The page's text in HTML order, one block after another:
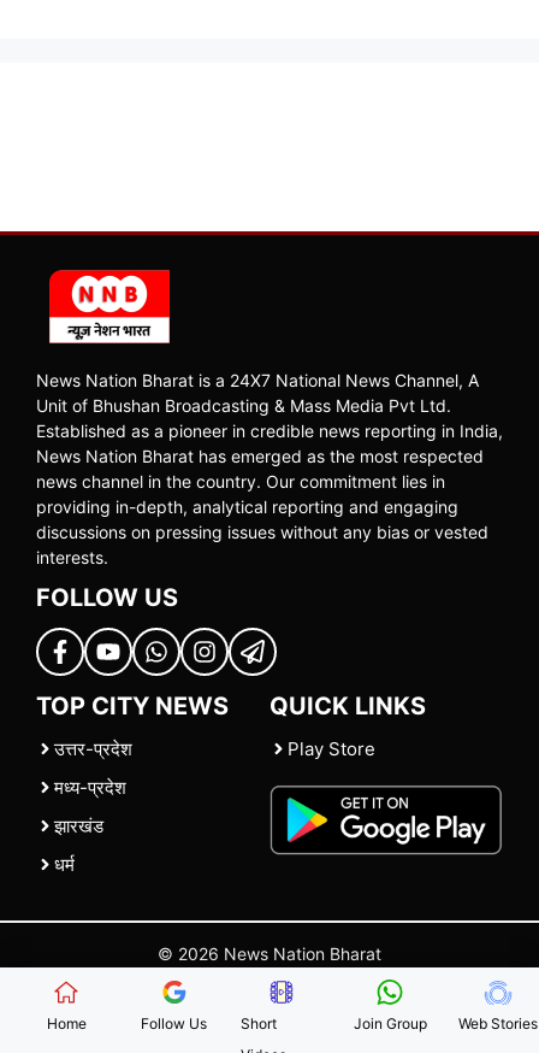
News Nation Bharat is a 24X7 National News Channel, A
Unit of Bhushan Broadcasting & Mass Media Pvt Ltd.
Established as a pioneer in credible news reporting in India,
News Nation Bharat has emerged as the most respected
news channel in the country. Our commitment lies in
providing in-depth, analytical reporting and engaging
discussions on pressing issues without any bias or vested
interests.
FOLLOW US
TOP CITY NEWS
उत्तर-प्रदेश
मध्य-प्रदेश
झारखंड
धर्म
QUICK LINKS
Play Store
© 2026 News Nation Bharat
| |Contact Us |Policies Terms and Conditions
Home Follow Us
Short
Join Group Web Stories